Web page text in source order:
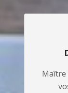
Maître